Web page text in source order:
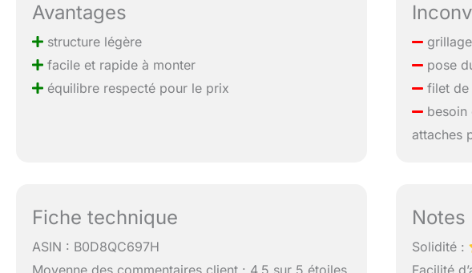
Avantages
structure légère
facile et rapide à monter
équilibre respecté pour le prix
pose
filet de
besoin
attaches
Fiche technique
ASIN : B0D8QC697H
Notes
Solidité :